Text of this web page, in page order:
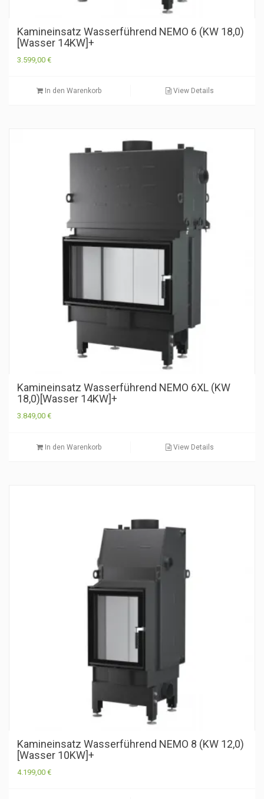
Kamineinsatz Wasserführend NEMO 6 (KW 18,0)
[Wasser 14KW]+
3.599,00 €
In den Warenkorb View Details
Kamineinsatz Wasserführend NEMO 6XL (KW
18,0)[Wasser 14KW]+
3.849,00 €
In den Warenkorb View Details
Kamineinsatz Wasserführend NEMO 8 (KW 12,0)
[Wasser 10KW]+
4.199,00 €